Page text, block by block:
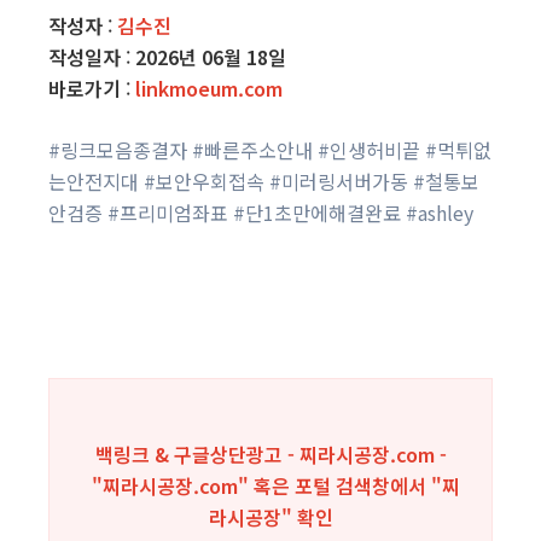
작성자 : 김수진
작성일자 : 2026년 06월 18일
바로가기 : linkmoeum.com
#링크모음종결자 #빠른주소안내 #인생허비끝 #먹튀없
는안전지대 #보안우회접속 #미러링서버가동 #철통보
안검증 #프리미엄좌표 #단1초만에해결완료 #ashley
백링크 & 구글상단광고 - 찌라시공장.com -
"찌라시공장.com" 혹은 포털 검색창에서 "찌
라시공장" 확인